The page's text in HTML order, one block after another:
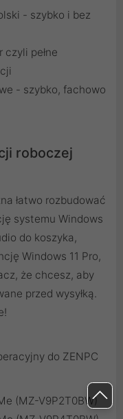
- szybko i bez
pełne
- szybko, fachowo
roboczej
łatwo rozbudować
systemu Windows
do koszyka,
Windows 11 Pro,
że chcesz, aby
przed wysyłką.
do ZENPC
(MZ-V9P2T0BW)